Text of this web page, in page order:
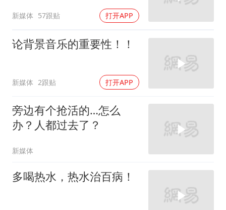
新媒体 57跟贴 打开APP
论背景音乐的重要性！！
新媒体 2跟贴 打开APP
旁边有个抢活的…怎么
办？人都过去了？
新媒体
多喝热水，热水治百病！